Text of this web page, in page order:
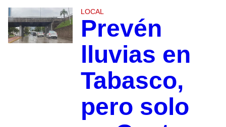
LOCAL
Prevén
lluvias en
Tabasco,
pero solo